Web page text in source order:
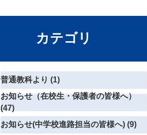
カテゴリ
普通教科より (1)
お知らせ（在校生・保護者の皆様へ）
(47)
お知らせ(中学校進路担当の皆様へ) (9)